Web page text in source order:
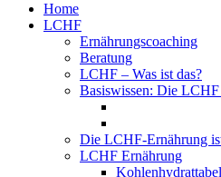
Home
LCHF
Ernährungscoaching
Beratung
LCHF – Was ist das?
Basiswissen: Die
Die LCHF-Ernährung
LCHF Ernährung